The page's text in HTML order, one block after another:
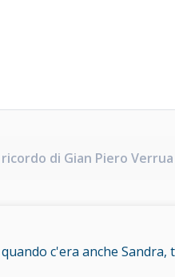
di Gian Piero Verrua
c'era anche Sandra,